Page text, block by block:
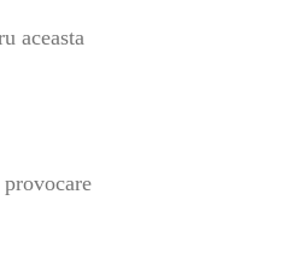
aceasta